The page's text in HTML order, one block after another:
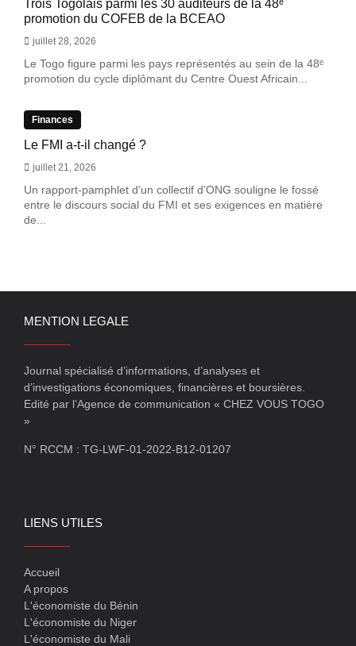
Trois Togolais parmi les 30 auditeurs de la 48ᵉ
promotion du COFEB de la BCEAO
juillet 28, 2026
Le Togo figure parmi les pays représentés au sein de la 48ᵉ
promotion du cycle diplômant du Centre Ouest Africain...
Finances
Le FMI a-t-il changé ?
juillet 21, 2026
Un rapport-pamphlet d’un collectif d’ONG souligne le fossé
entre le discours social du FMI et ses exigences en matière
de...
MENTION LEGALE
Journal spécialisé d’informations, d’analyses et
d’investigations économiques, financières et boursières.
Edité par l’Agence de communication « CHEZ VOUS TOGO
»
N° RCCM : TG-LWF-01-2022-B12-01207
LIENS UTILES
Accueil
A propos
L'économiste du Bénin
L'économiste du Niger
L'économiste du Mali